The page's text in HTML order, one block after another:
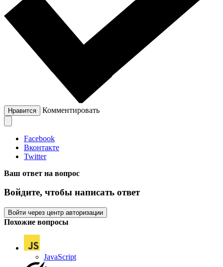
Нравится Комментировать
Facebook
Вконтакте
Twitter
Ваш ответ на вопрос
Войдите, чтобы написать ответ
Войти через центр авторизации
Похожие вопросы
JavaScript